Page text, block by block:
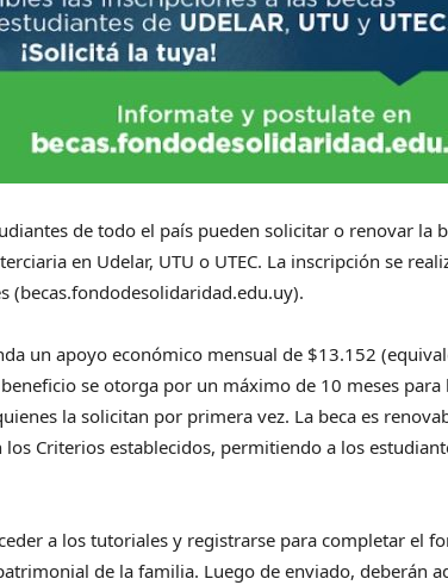
de todo el país pueden solicitar o renovar la
en Udelar, UTU o UTEC. La inscripción se
(becas.fondodesolidaridad.edu.uy).
un apoyo económico mensual de $13.152
se otorga por un máximo de 10 meses para
la solicitan por primera vez. La beca es
Criterios establecidos, permitiendo a los
a los tutoriales y registrarse para completar el
de la familia. Luego de enviado, deberán